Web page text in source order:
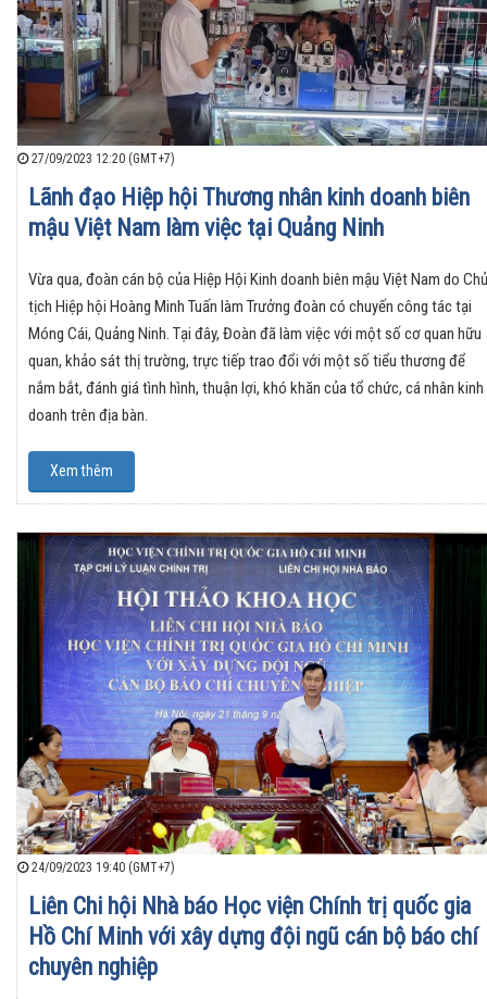
27/09/2023 12:20 (GMT+7)
Lãnh đạo Hiệp hội Thương nhân kinh doanh biên
mậu Việt Nam làm việc tại Quảng Ninh
Vừa qua, đoàn cán bộ của Hiệp Hội Kinh doanh biên mậu Việt Nam do Chủ
tịch Hiệp hội Hoàng Minh Tuấn làm Trưởng đoàn có chuyến công tác tại
Móng Cái, Quảng Ninh. Tại đây, Đoàn đã làm việc với một số cơ quan hữu
quan, khảo sát thị trường, trực tiếp trao đổi với một số tiểu thương để
nắm bắt, đánh giá tình hình, thuận lợi, khó khăn của tổ chức, cá nhân kinh
doanh trên địa bàn.
Xem thêm
24/09/2023 19:40 (GMT+7)
Liên Chi hội Nhà báo Học viện Chính trị quốc gia
Hồ Chí Minh với xây dựng đội ngũ cán bộ báo chí
chuyên nghiệp